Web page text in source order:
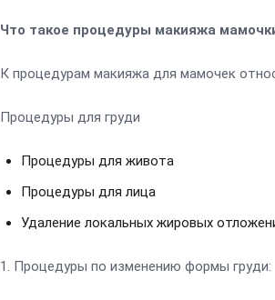
Что такое процедуры макияжа
К процедурам макияжа для мамочек
Процедуры для груди
Процедуры для живота
Процедуры для лица
Удаление локальных жировых
1. Процедуры по изменению формы груди: